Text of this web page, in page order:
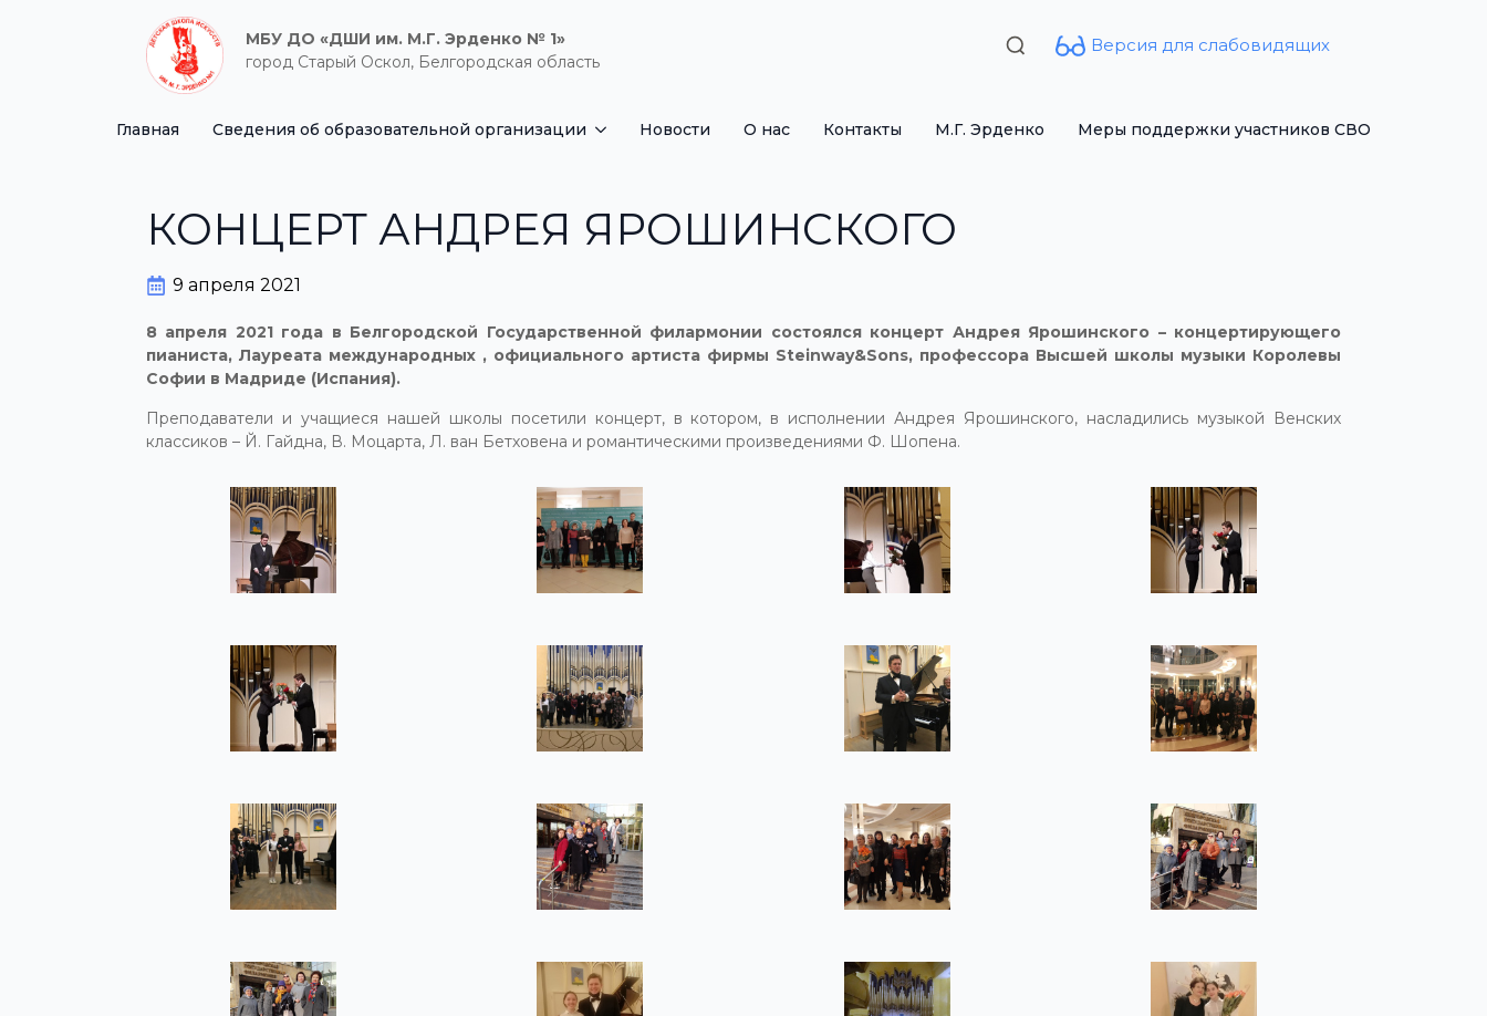
МБУ ДО «ДШИ им. М.Г. Эрденко № 1»
город Старый Оскол, Белгородская область
Версия для слабовидящих
Главная Сведения об образовательной организации Новости О нас Контакты М.Г. Эрденко Меры поддержки участников СВО
КОНЦЕРТ АНДРЕЯ ЯРОШИНСКОГО
9 апреля 2021
8 апреля 2021 года в Белгородской Государственной филармонии состоялся концерт Андрея Ярошинского – концертирующего
пианиста, Лауреата международных , официального артиста фирмы Steinway&Sons, профессора Высшей школы музыки Королевы
Софии в Мадриде (Испания).
Преподаватели и учащиеся нашей школы посетили концерт, в котором, в исполнении Андрея Ярошинского, насладились музыкой Венских
классиков – Й. Гайдна, В. Моцарта, Л. ван Бетховена и романтическими произведениями Ф. Шопена.